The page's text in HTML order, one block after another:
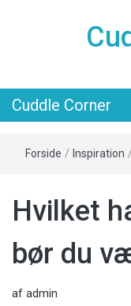
Cuddle Corner
Forside / Inspiration /
Hvilket
bør du
af admin